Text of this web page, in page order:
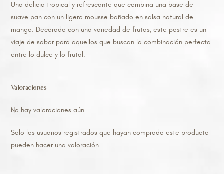
Una delicia tropical y refrescante que combina una base de
suave pan con un ligero mousse bañado en salsa natural de
mango. Decorado con una variedad de frutas, este postre es un
viaje de sabor para aquellos que buscan la combinación perfecta
entre lo dulce y lo frutal.
Valoraciones
No hay valoraciones aún.
Solo los usuarios registrados que hayan comprado este producto
pueden hacer una valoración.